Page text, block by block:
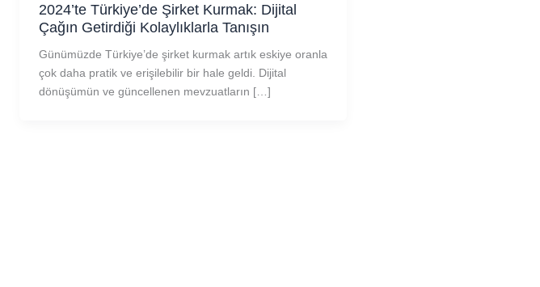
2024’te Türkiye’de Şirket Kurmak: Dijital
Çağın Getirdiği Kolaylıklarla Tanışın
Günümüzde Türkiye’de şirket kurmak artık eskiye oranla
çok daha pratik ve erişilebilir bir hale geldi. Dijital
dönüşümün ve güncellenen mevzuatların […]